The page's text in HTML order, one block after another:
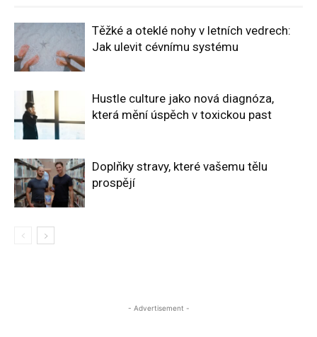
Těžké a oteklé nohy v letních vedrech:
Jak ulevit cévnímu systému
Hustle culture jako nová diagnóza,
která mění úspěch v toxickou past
Doplňky stravy, které vašemu tělu
prospějí
- Advertisement -